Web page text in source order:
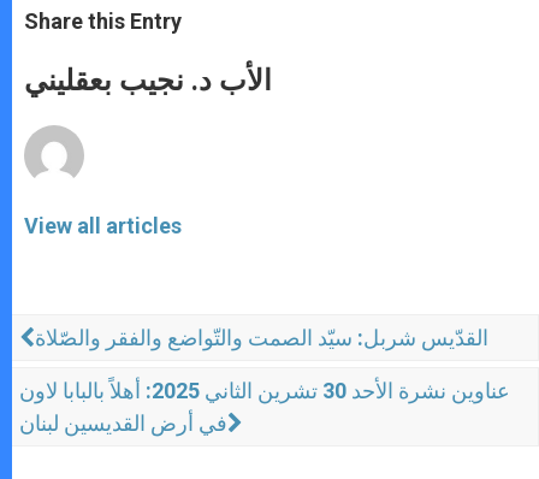
t
s
p
p
s
e
e
e
b
o
k
r
Share this Entry
الأب د. نجيب بعقليني
View all articles
القدّيس شربل: سيّد الصمت والتّواضع والفقر والصّلاة
عناوين نشرة الأحد 30 تشرين الثاني 2025: أهلاً بالبابا لاون
في أرض القديسين لبنان